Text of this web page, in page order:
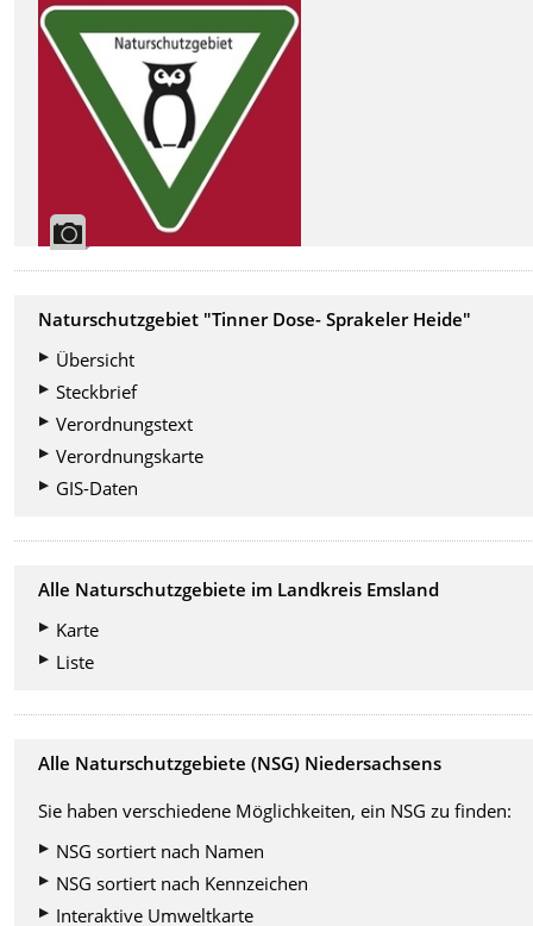
Naturschutzgebiet "Tinner Dose- Sprakeler Heide"
Übersicht
Steckbrief
Verordnungstext
Verordnungskarte
GIS-Daten
Alle Naturschutzgebiete im Landkreis Emsland
Karte
Liste
Alle Naturschutzgebiete (NSG) Niedersachsens
Sie haben verschiedene Möglichkeiten, ein NSG zu finden:
NSG sortiert nach Namen
NSG sortiert nach Kennzeichen
Interaktive Umweltkarte